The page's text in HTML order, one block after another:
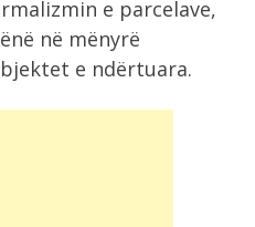
e parcelave,
në mënyrë
e ndërtuara.